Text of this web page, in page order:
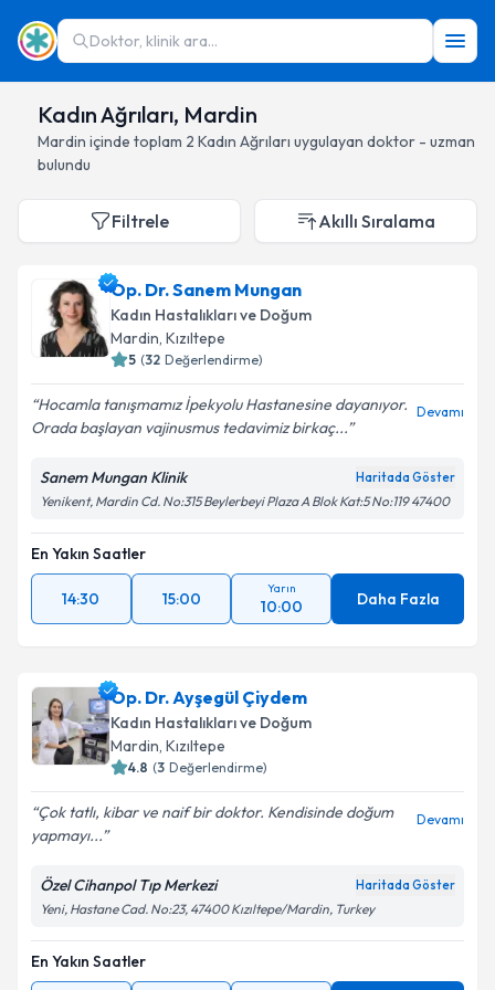
Doktor, klinik ara...
Kadın Ağrıları, Mardin
Mardin içinde toplam 2 Kadın Ağrıları uygulayan doktor - uzman
bulundu
Filtrele Akıllı Sıralama
Op. Dr. Sanem Mungan
Kadın Hastalıkları ve Doğum
Mardin, Kızıltepe
5 (32 Değerlendirme)
Hocamla tanışmamız İpekyolu Hastanesine dayanıyor.
Orada başlayan vajinusmus tedavimiz birkaç...
Devamı
Sanem Mungan Klinik Haritada Göster
Yenikent, Mardin Cd. No:315 Beylerbeyi Plaza A Blok Kat:5 No:119 47400
En Yakın Saatler
14:30 15:00
Yarın
10:00 Daha Fazla
Op. Dr. Ayşegül Çiydem
Kadın Hastalıkları ve Doğum
Mardin, Kızıltepe
4.8 (3 Değerlendirme)
Çok tatlı, kibar ve naif bir doktor. Kendisinde doğum
yapmayı...
Devamı
Özel Cihanpol Tıp Merkezi Haritada Göster
Yeni, Hastane Cad. No:23, 47400 Kızıltepe/Mardin, Turkey
En Yakın Saatler